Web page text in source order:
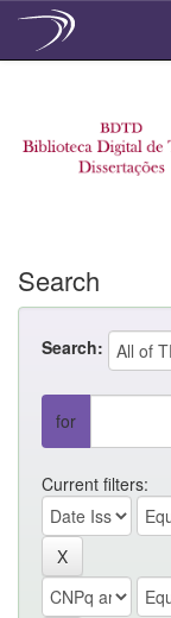
Search
Search:
for
Current filters: